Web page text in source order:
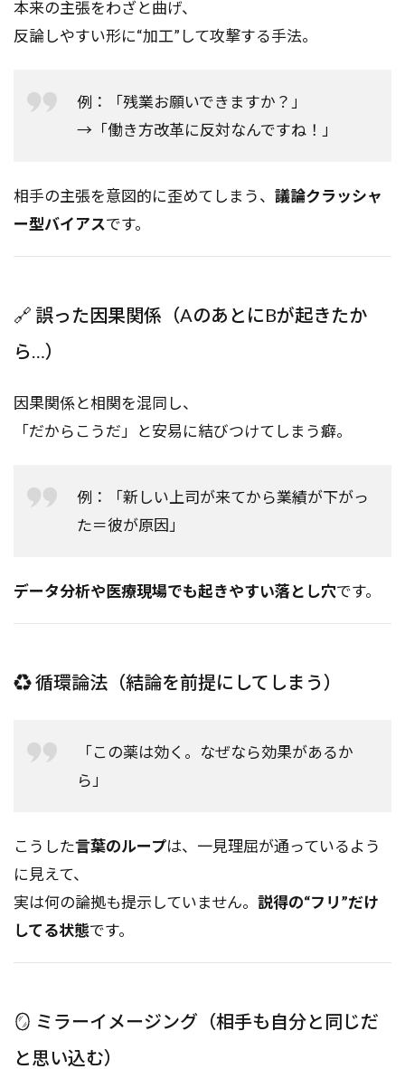
本来の主張をわざと曲げ、
反論しやすい形に“加工”して攻撃する手法。
例：「残業お願いできますか？」
→「働き方改革に反対なんですね！」
相手の主張を意図的に歪めてしまう、 議論クラッシャ
ー型バイアスです。
🔗 誤った因果関係（AのあとにBが起きたか
ら…）
因果関係と相関を混同し、
「だからこうだ」と安易に結びつけてしまう癖。
例：「新しい上司が来てから業績が下がっ
た＝彼が原因」
データ分析や医療現場でも起きやすい落とし穴です。
♻️ 循環論法（結論を前提にしてしまう）
「この薬は効く。なぜなら効果があるか
ら」
こうした言葉のループは、一見理屈が通っているよう
に見えて、
実は何の論拠も提示していません。 説得の“フリ”だけ
してる状態です。
🪞 ミラーイメージング（相手も自分と同じだ
と思い込む）